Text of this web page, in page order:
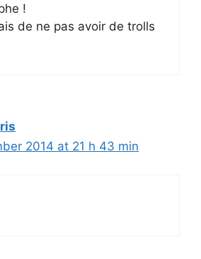
!
de ne pas avoir de trolls
2014 at 21 h 43 min